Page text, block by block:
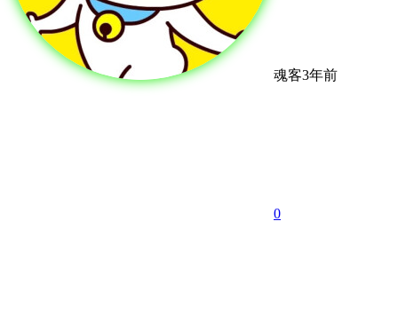
魂客3年前
0